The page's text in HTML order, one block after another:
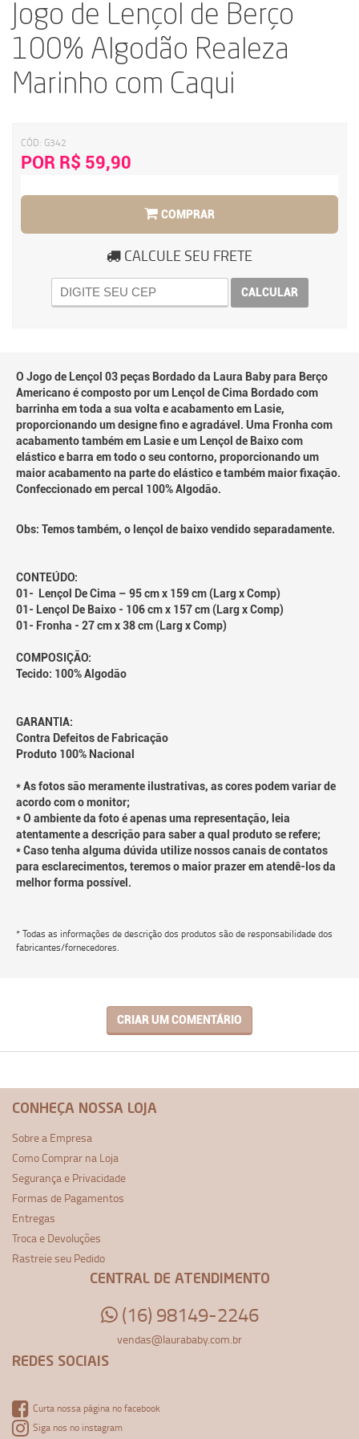
Jogo de Lençol de Berço
100% Algodão Realeza
Marinho com Caqui
CÓD: G342
POR R$ 59,90
COMPRAR
CALCULE SEU FRETE
CALCULAR
O Jogo de Lençol 03 peças Bordado da Laura Baby para Berço
Americano é composto por um Lençol de Cima Bordado com
barrinha em toda a sua volta e acabamento em Lasie,
proporcionando um designe fino e agradável. Uma Fronha com
acabamento também em Lasie e um Lençol de Baixo com
elástico e barra em todo o seu contorno, proporcionando um
maior acabamento na parte do elástico e também maior fixação.
Confeccionado em percal 100% Algodão.
Obs: Temos também, o lençol de baixo vendido separadamente.
CONTEÚDO:
01- Lençol De Cima – 95 cm x 159 cm (Larg x Comp)
01- Lençol De Baixo - 106 cm x 157 cm (Larg x Comp)
01- Fronha - 27 cm x 38 cm (Larg x Comp)
COMPOSIÇÃO:
Tecido: 100% Algodão
GARANTIA:
Contra Defeitos de Fabricação
Produto 100% Nacional
* As fotos são meramente ilustrativas, as cores podem variar de
acordo com o monitor;
* O ambiente da foto é apenas uma representação, leia
atentamente a descrição para saber a qual produto se refere;
* Caso tenha alguma dúvida utilize nossos canais de contatos
para esclarecimentos, teremos o maior prazer em atendê-los da
melhor forma possível.
* Todas as informações de descrição dos produtos são de responsabilidade dos
fabricantes/fornecedores.
CRIAR UM COMENTÁRIO
CONHEÇA NOSSA LOJA
Sobre a Empresa
Como Comprar na Loja
Segurança e Privacidade
Formas de Pagamentos
Entregas
Troca e Devoluções
Rastreie seu Pedido
CENTRAL DE ATENDIMENTO
(16) 98149-2246
vendas@laurababy.com.br
REDES SOCIAIS
Curta nossa página no facebook
Siga nos no instagram